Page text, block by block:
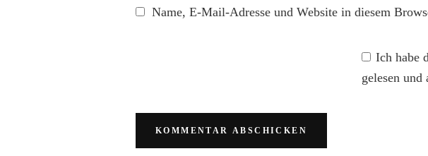
Name, E-Mail-Adresse und Website in diesem
Ich habe
gelesen und